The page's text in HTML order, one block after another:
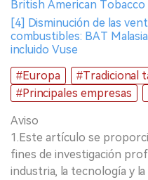
British American Tobacco
[4] Disminución de las
combustibles: BAT
incluido Vuse
#Europa
#Tradicional
#Principales empresas
Aviso
1.Este artículo se
fines de investigación
industria, la tecnología y